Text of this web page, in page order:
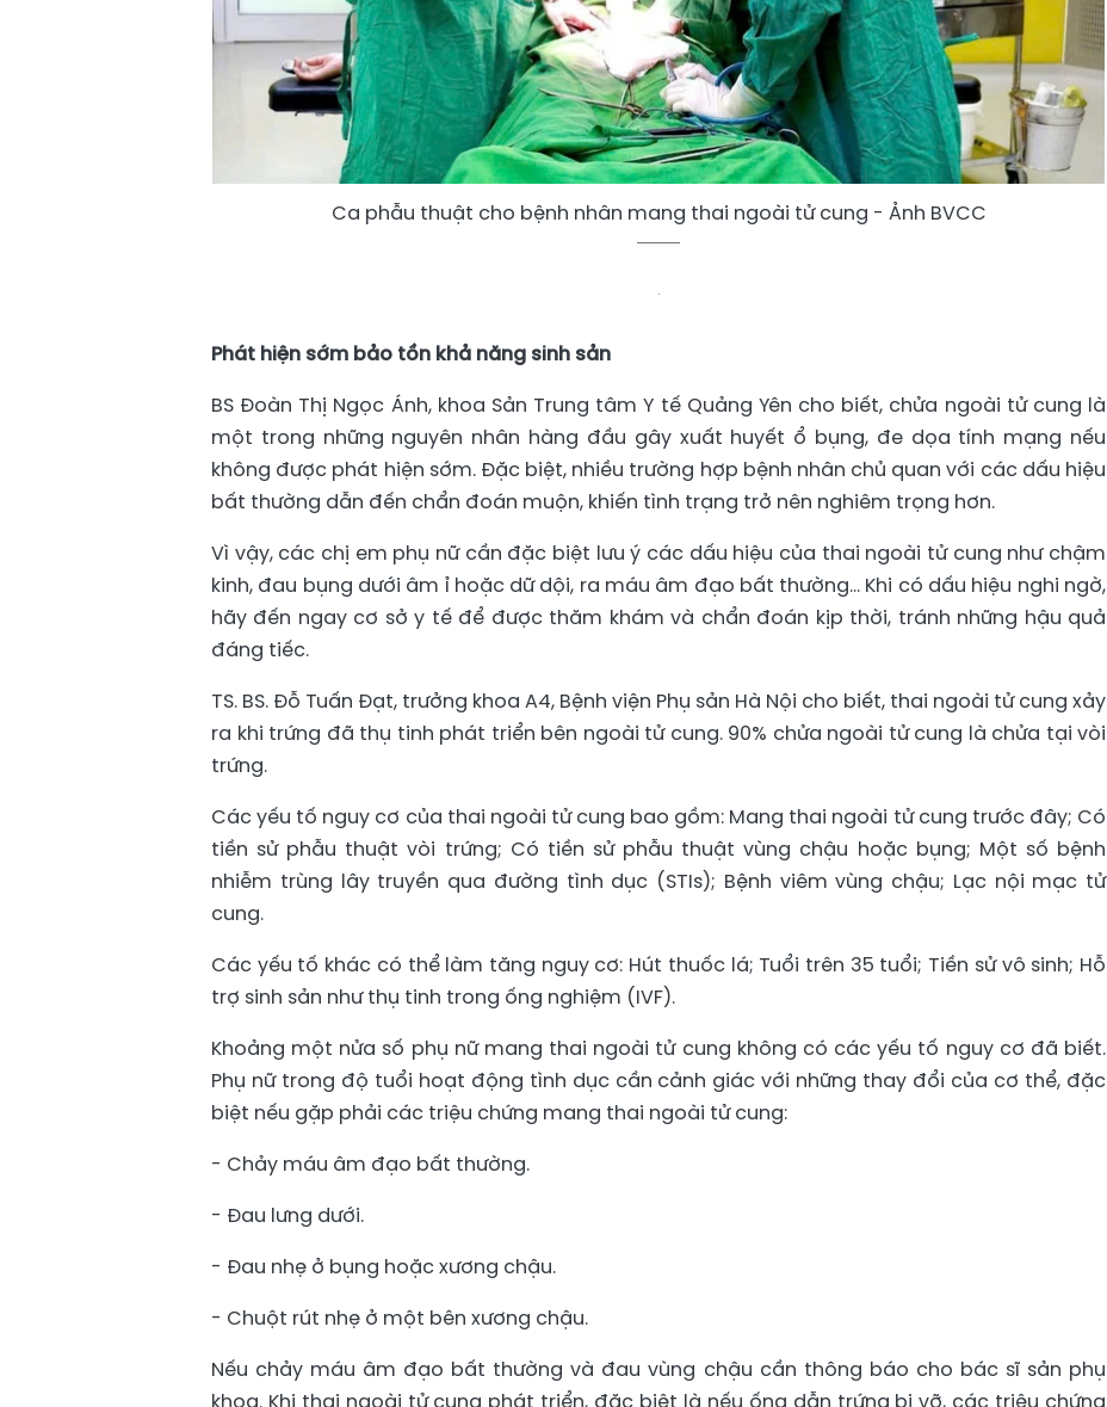
Ca phẫu thuật cho bệnh nhân mang thai ngoài tử cung - Ảnh BVCC
Phát hiện sớm bảo tồn khả năng sinh sản
BS Đoàn Thị Ngọc Ánh, khoa Sản Trung tâm Y tế Quảng Yên cho biết, chửa ngoài tử cung là
một trong những nguyên nhân hàng đầu gây xuất huyết ổ bụng, đe dọa tính mạng nếu
không được phát hiện sớm. Đặc biệt, nhiều trường hợp bệnh nhân chủ quan với các dấu hiệu
bất thường dẫn đến chẩn đoán muộn, khiến tình trạng trở nên nghiêm trọng hơn.
Vì vậy, các chị em phụ nữ cần đặc biệt lưu ý các dấu hiệu của thai ngoài tử cung như chậm
kinh, đau bụng dưới âm ỉ hoặc dữ dội, ra máu âm đạo bất thường… Khi có dấu hiệu nghi ngờ,
hãy đến ngay cơ sở y tế để được thăm khám và chẩn đoán kịp thời, tránh những hậu quả
đáng tiếc.
TS. BS. Đỗ Tuấn Đạt, trưởng khoa A4, Bệnh viện Phụ sản Hà Nội cho biết, thai ngoài tử cung xảy
ra khi trứng đã thụ tinh phát triển bên ngoài tử cung. 90% chửa ngoài tử cung là chửa tại vòi
trứng.
Các yếu tố nguy cơ của thai ngoài tử cung bao gồm: Mang thai ngoài tử cung trước đây; Có
tiền sử phẫu thuật vòi trứng; Có tiền sử phẫu thuật vùng chậu hoặc bụng; Một số bệnh
nhiễm trùng lây truyền qua đường tình dục (STIs); Bệnh viêm vùng chậu; Lạc nội mạc tử
cung.
Các yếu tố khác có thể làm tăng nguy cơ: Hút thuốc lá; Tuổi trên 35 tuổi; Tiền sử vô sinh; Hỗ
trợ sinh sản như thụ tinh trong ống nghiệm (IVF).
Khoảng một nửa số phụ nữ mang thai ngoài tử cung không có các yếu tố nguy cơ đã biết.
Phụ nữ trong độ tuổi hoạt động tình dục cần cảnh giác với những thay đổi của cơ thể, đặc
biệt nếu gặp phải các triệu chứng mang thai ngoài tử cung:
- Chảy máu âm đạo bất thường.
- Đau lưng dưới.
- Đau nhẹ ở bụng hoặc xương chậu.
- Chuột rút nhẹ ở một bên xương chậu.
Nếu chảy máu âm đạo bất thường và đau vùng chậu cần thông báo cho bác sĩ sản phụ